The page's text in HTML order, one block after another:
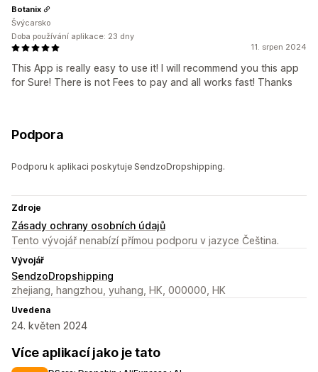
11. srpen 2024
This App is really easy to use it! I will recommend you this app
for Sure! There is not Fees to pay and all works fast! Thanks
Botanix
Švýcarsko
Doba používání aplikace: 23 dny
Podpora
Podporu k aplikaci poskytuje SendzoDropshipping.
Zdroje
Zásady ochrany osobních údajů
Tento vývojář nenabízí přímou podporu v jazyce Čeština.
Vývojář
SendzoDropshipping
zhejiang, hangzhou, yuhang, HK, 000000, HK
Uvedena
24. květen 2024
Více aplikací jako je tato